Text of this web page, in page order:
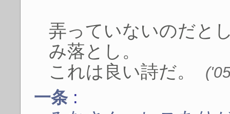
弄っていないのだと
み落とし。
これは良い詩だ。
一条 :